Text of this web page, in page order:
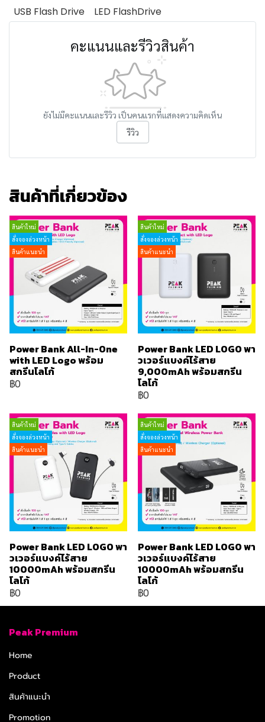
USB Flash Drive LED FlashDrive
คะแนนและรีวิวสินค้า
ยังไม่มีคะแนนและรีวิว เป็นคนแรกที่แสดงความคิดเห็น
รีวิว
สินค้าที่เกี่ยวข้อง
สินค้าใหม่
สั่งจองล่วงหน้า
สินค้าแนะนำ
Power Bank All-In-One
with LED Logo พร้อม
สกรีนโลโก้
฿0
สินค้าใหม่
สั่งจองล่วงหน้า
สินค้าแนะนำ
Power Bank LED LOGO พา
วเวอร์แบงค์ไร้สาย
9,000mAh พร้อมสกรีน
โลโก้
฿0
สินค้าใหม่
สั่งจองล่วงหน้า
สินค้าแนะนำ
Power Bank LED LOGO พา
วเวอร์แบงค์ไร้สาย
10000mAh พร้อมสกรีน
โลโก้
฿0
สินค้าใหม่
สั่งจองล่วงหน้า
สินค้าแนะนำ
Power Bank LED LOGO พา
วเวอร์แบงค์ไร้สาย
10000mAh พร้อมสกรีน
โลโก้
฿0
Peak Premium
Home
Product
สินค้าแนะนำ
Promotion